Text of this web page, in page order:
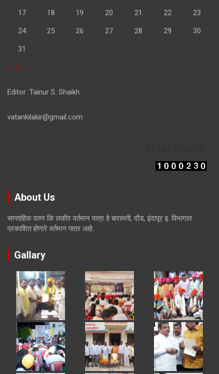
17 18 19 20 21 22 23
24 25 26 27 28 29 30
31
« Jul
Editor :Tainur S. Shaikh
vatankilakir@gmail.com
About Us
साप्ताहिक वतन कि लकीर वर्तमान पात्र हे बारामती, दौड, इंदापूर इ. विभागात
प्रकाशित होणारे वर्तमान पात्र आहे.
Gallary